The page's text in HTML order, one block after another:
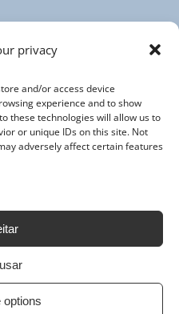
privacy
and/or access device
experience and to show
these technologies will allow us to
or unique IDs on this site. Not
adversely affect certain features
options
in
window)